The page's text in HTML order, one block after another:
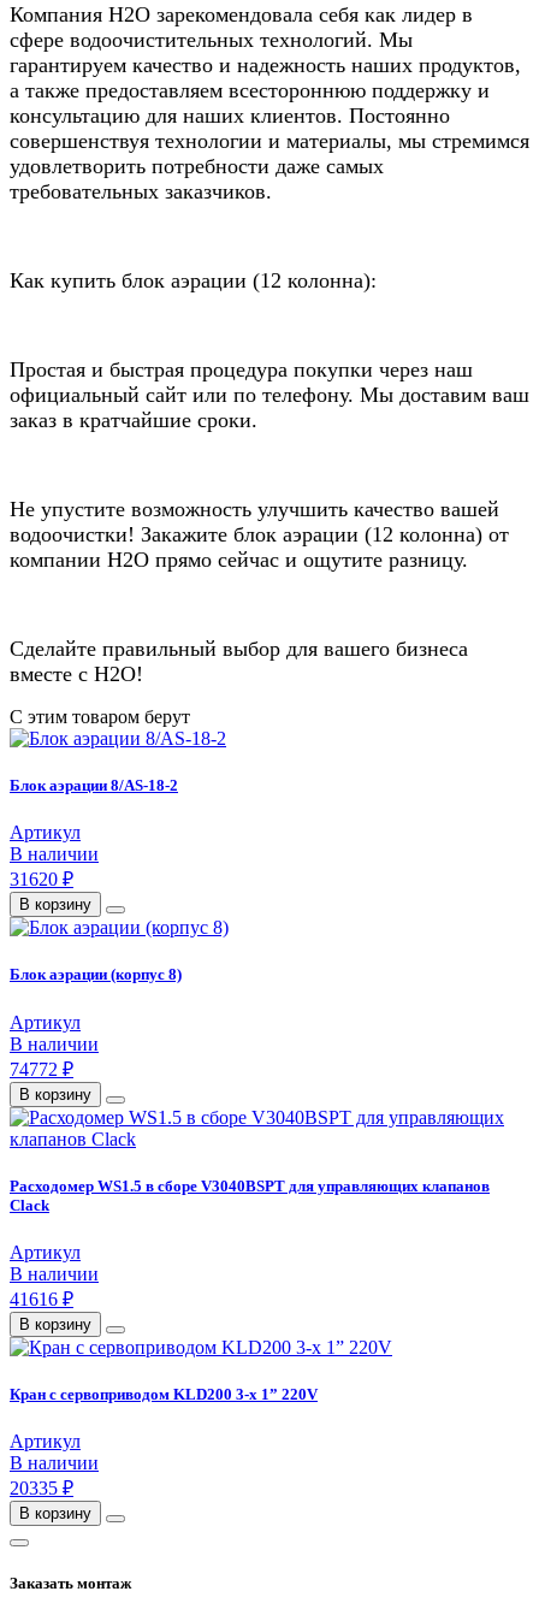
Компания Н2О зарекомендовала себя как лидер в
сфере водоочистительных технологий. Мы
гарантируем качество и надежность наших продуктов,
а также предоставляем всестороннюю поддержку и
консультацию для наших клиентов. Постоянно
совершенствуя технологии и материалы, мы стремимся
удовлетворить потребности даже самых
требовательных заказчиков.
Как купить блок аэрации (12 колонна):
Простая и быстрая процедура покупки через наш
официальный сайт или по телефону. Мы доставим ваш
заказ в кратчайшие сроки.
Не упустите возможность улучшить качество вашей
водоочистки! Закажите блок аэрации (12 колонна) от
компании Н2О прямо сейчас и ощутите разницу.
Сделайте правильный выбор для вашего бизнеса
вместе с Н2О!
С этим товаром берут
Блок аэрации 8/AS-18-2
Артикул
В наличии
31620 ₽
В корзину
Блок аэрации (корпус 8)
Артикул
В наличии
74772 ₽
В корзину
Расходомер WS1.5 в сборе V3040BSPT для управляющих клапанов
Clack
Артикул
В наличии
41616 ₽
В корзину
Кран с сервоприводом KLD200 3-х 1” 220V
Артикул
В наличии
20335 ₽
В корзину
Заказать монтаж